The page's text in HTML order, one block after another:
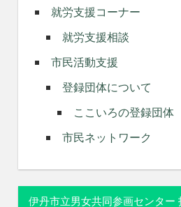
就労支援コーナー
就労支援相談
市民活動支援
登録団体について
ここいろの登録団体
市民ネットワーク
伊丹市立男女共同参画センター